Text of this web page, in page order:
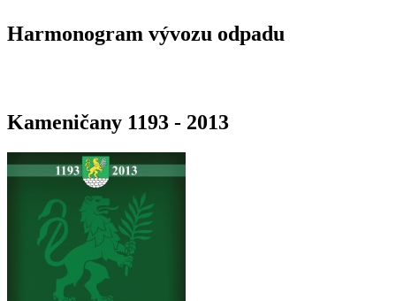
Harmonogram vývozu odpadu
Kameničany 1193 - 2013